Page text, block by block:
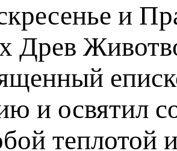
и
Древ
и освятил
теплотой